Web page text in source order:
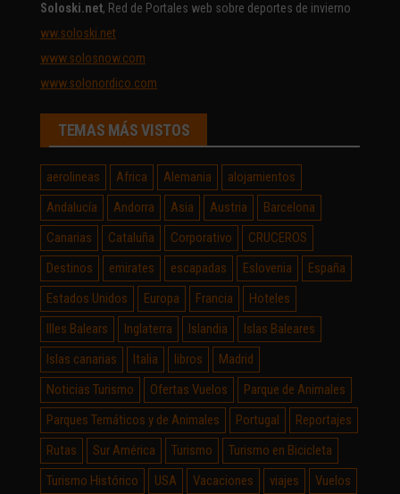
Soloski.net, Red de Portales web sobre deportes de invierno
ww.soloski.net
www.solosnow.com
www.solonordico.com
TEMAS MÁS VISTOS
aerolineas Africa Alemania
alojamientos
Andalucía
Andorra Asia Austria
Barcelona
Canarias
Cataluña Corporativo
CRUCEROS
Destinos
emirates escapadas Eslovenia
España
Estados Unidos
Europa Francia
Hoteles
Illes Balears
Inglaterra Islandia
Islas Baleares
Islas canarias
Italia libros
Madrid
Noticias Turismo
Ofertas Vuelos
Parque de Animales
Parques Temáticos y de Animales
Portugal
Reportajes
Rutas
Sur América Turismo
Turismo en Bicicleta
Turismo Histórico
USA Vacaciones viajes Vuelos